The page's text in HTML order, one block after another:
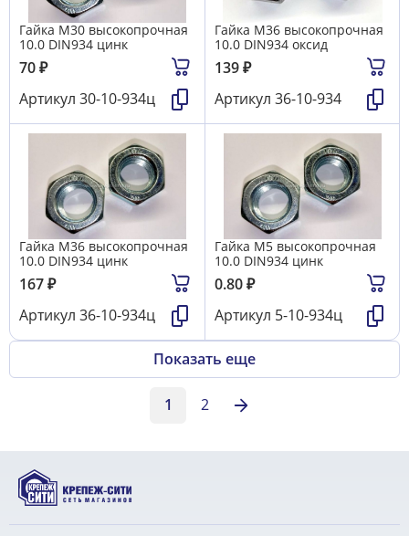
Гайка М30 высокопрочная
10.0 DIN934 цинк
70₽
Артикул 30-10-934ц
Гайка М36 высокопрочная
10.0 DIN934 оксид
139₽
Артикул 36-10-934
Гайка М36 высокопрочная
10.0 DIN934 цинк
167₽
Артикул 36-10-934ц
Гайка М5 высокопрочная
10.0 DIN934 цинк
0.80₽
Артикул 5-10-934ц
Показать еще
1 2